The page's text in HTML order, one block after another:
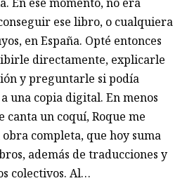
ese libro, o cualquiera
en España. Opté entonces
directamente, explicarle
y preguntarle si podía
una copia digital. En menos
canta un coquí, Roque me
obra completa, que hoy suma
además de traducciones y
colectivos. Al…